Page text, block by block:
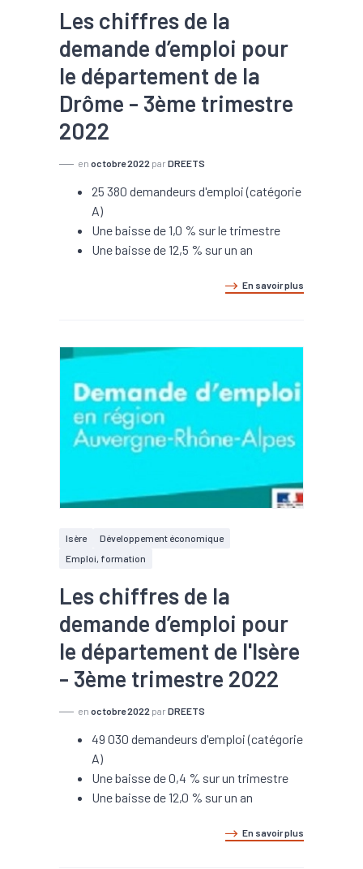
Les chiffres de la
demande d’emploi pour
le département de la
Drôme - 3ème trimestre
2022
en octobre 2022 par DREETS
25 380 demandeurs d'emploi (catégorie
A)
Une baisse de 1,0 % sur le trimestre
Une baisse de 12,5 % sur un an
En savoir plus
Isère
Développement économique
Emploi, formation
Les chiffres de la
demande d’emploi pour
le département de l'Isère
- 3ème trimestre 2022
en octobre 2022 par DREETS
49 030 demandeurs d'emploi (catégorie
A)
Une baisse de 0,4 % sur un trimestre
Une baisse de 12,0 % sur un an
En savoir plus